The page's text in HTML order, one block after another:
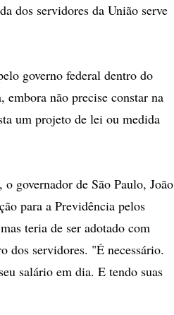
dos servidores da União serve
governo federal dentro do
não precise constar na
um projeto de lei ou medida
, o governador de São Paulo, João
para a Previdência pelos
teria de ser adotado com
dos servidores. "É necessário.
salário em dia. E tendo suas